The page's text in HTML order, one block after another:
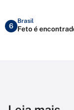
6
Brasil
Feto é